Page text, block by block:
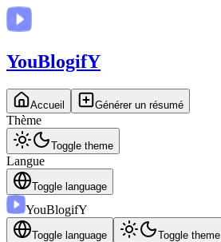
YouBlogifY
Accueil Générer un résumé
Thème
Toggle theme
Langue
Toggle language
YouBlogifY
Toggle language Toggle theme